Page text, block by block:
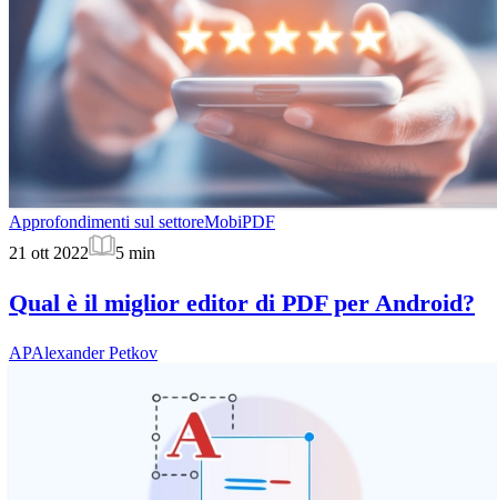
Approfondimenti sul settoreMobiPDF
21 ott 2022
5 min
Qual è il miglior editor di PDF per Android?
APAlexander Petkov